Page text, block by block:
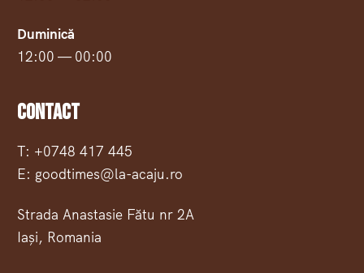
Duminică
12:00 — 00:00
Contact
T: +0748 417 445
E: goodtimes@la-acaju.ro
Strada Anastasie Fătu nr 2A
Iași, Romania